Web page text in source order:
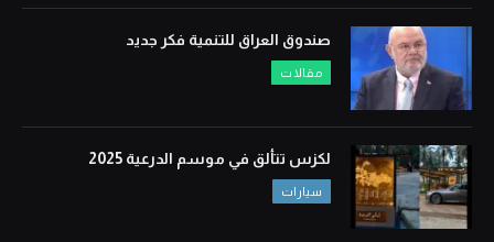
صندوق العراق للتنمية فكر جديد
مقالات
لكزس تتألق في موسم الدرعية 2025
سيارات